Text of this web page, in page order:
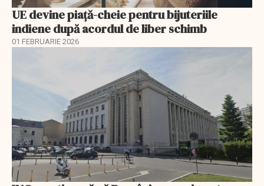
UE devine piață-cheie pentru bijuteriile
indiene după acordul de liber schimb
01 FEBRUARIE 2026